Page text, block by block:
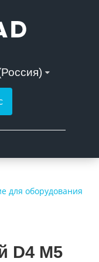
для оборудования
D4 M5